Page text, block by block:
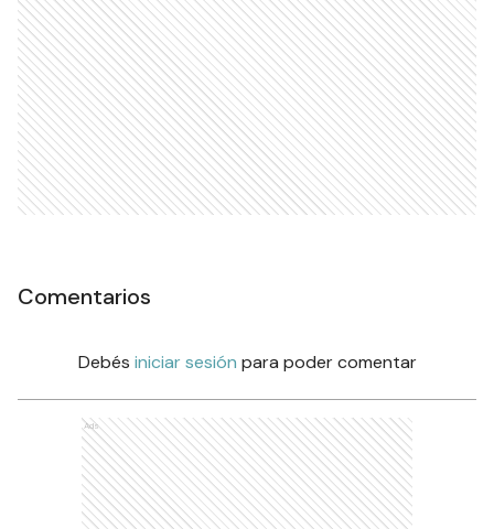
Comentarios
Debés iniciar sesión para poder comentar
Ads